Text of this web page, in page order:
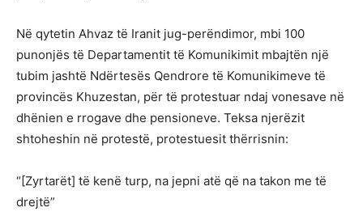
Në qytetin Ahvaz të Iranit jug-perëndimor, mbi 100
punonjës të Departamentit të Komunikimit mbajtën një
tubim jashtë Ndërtesës Qendrore të Komunikimeve të
provincës Khuzestan, për të protestuar ndaj vonesave në
dhënien e rrogave dhe pensioneve. Teksa njerëzit
shtoheshin në protestë, protestuesit thërrisnin:
“[Zyrtarët] të kenë turp, na jepni atë që na takon me të
drejtë”